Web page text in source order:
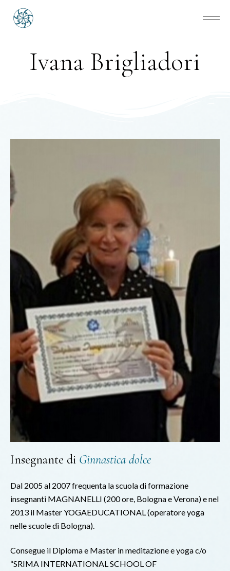
Ivana Brigliadori
Insegnante di Ginnastica dolce
Dal 2005 al 2007 frequenta la scuola di formazione
insegnanti MAGNANELLI (200 ore, Bologna e Verona) e nel
2013 il Master YOGAEDUCATIONAL (operatore yoga
nelle scuole di Bologna).
Consegue il Diploma e Master in meditazione e yoga c/o
“SRIMA INTERNATIONAL SCHOOL OF